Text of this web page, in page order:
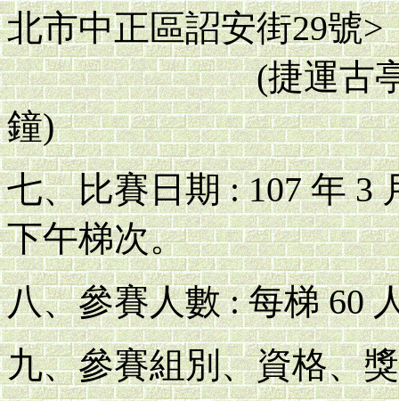
北市中正區詔安街29號>
(捷運古亭站9號
鐘)
七、比賽日期 : 107 年 3
下午梯次。
八、參賽人數 : 每梯 60
九、參賽組別、資格、